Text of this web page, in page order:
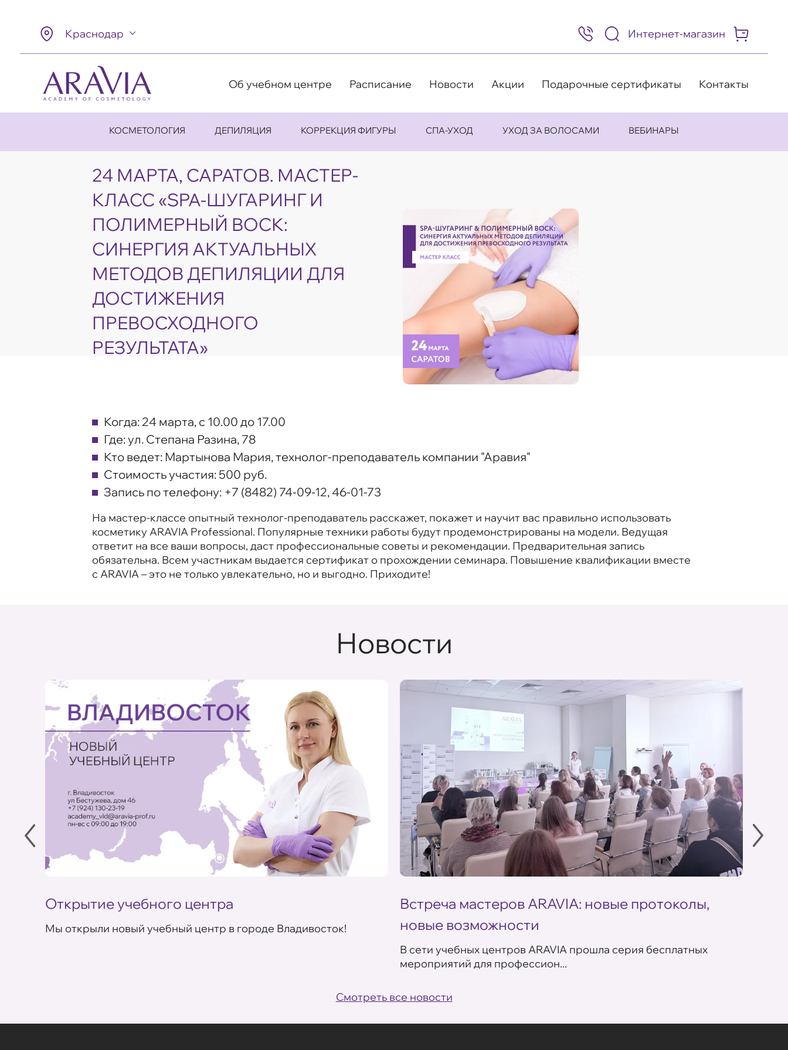
Краснодар
8
(495)
505-
98
Интернет-магазин
Об учебном центре Расписание Новости Акции Подарочные сертификаты Контакты
КОСМЕТОЛОГИЯ ДЕПИЛЯЦИЯ КОРРЕКЦИЯ ФИГУРЫ СПА-УХОД УХОД ЗА ВОЛОСАМИ ВЕБИНАРЫ
24 МАРТА, САРАТОВ. МАСТЕР-
КЛАСС «SPA-ШУГАРИНГ И
ПОЛИМЕРНЫЙ ВОСК:
СИНЕРГИЯ АКТУАЛЬНЫХ
МЕТОДОВ ДЕПИЛЯЦИИ ДЛЯ
ДОСТИЖЕНИЯ
ПРЕВОСХОДНОГО
РЕЗУЛЬТАТА»
Когда: 24 марта, с 10.00 до 17.00
Где:ул. Степана Разина, 78
Кто ведет: Мартынова Мария, технолог-преподаватель компании "Аравия"
Стоимость участия: 500 руб.
Запись по телефону: +7 (8482) 74-09-12, 46-01-73
На мастер-классе опытный технолог-преподаватель расскажет, покажет и научит вас правильно использовать
косметику ARAVIA Professional. Популярные техники работы будут продемонстрированы на модели. Ведущая
ответит на все ваши вопросы, даст профессиональные советы и рекомендации. Предварительная запись
обязательна. Всем участникам выдается сертификат о прохождении семинара. Повышение квалификации вместе
с ARAVIA – это не только увлекательно, но и выгодно. Приходите!
Новости
Открытие учебного центра
Мы открыли новый учебный центр в городе Владивосток!
Встреча мастеров ARAVIA: новые протоколы,
новые возможности
В сети учебных центров ARAVIA прошла серия бесплатных
мероприятий для профессион...
Смотреть все новости